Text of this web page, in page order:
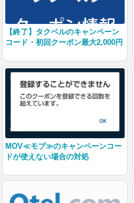
【終了】タクベルのキャンペーン
コード・初回クーポン最大2,000円
MOV≪モブ≫のキャンペーンコー
ドが使えない場合の対処